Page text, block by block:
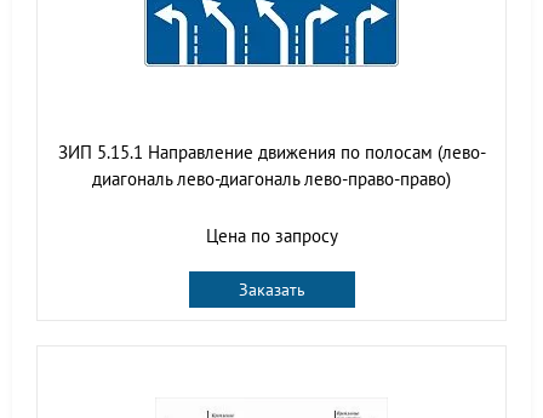
ЗИП 5.15.1 Направление движения по полосам (лево-
диагональ лево-диагональ лево-право-право)
Цена по запросу
Заказать